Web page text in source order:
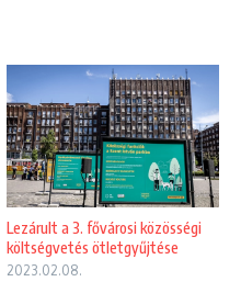
Lezárult a 3. fővárosi közösségi
költségvetés ötletgyűjtése
2023.02.08.